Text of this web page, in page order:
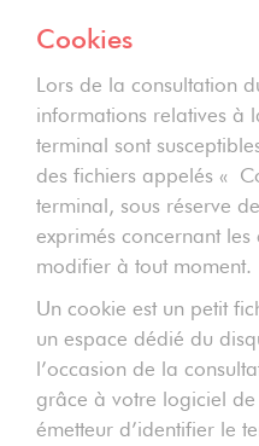
Cookies
Lors de la consultation
informations relatives à
terminal sont
des fichiers appelés «
terminal, sous réserve
exprimés concernant
modifier à tout moment.
Un cookie est un petit
un espace dédié du
l’occasion de la
grâce à votre logiciel
émetteur d’identifier le